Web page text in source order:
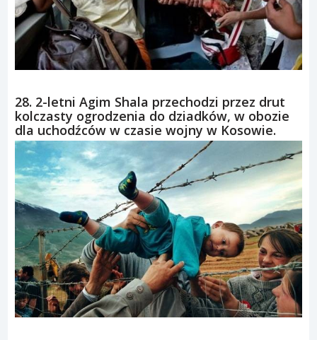
28. 2-letni Agim Shala przechodzi przez drut
kolczasty ogrodzenia do dziadków, w obozie
dla uchodźców w czasie wojny w Kosowie.